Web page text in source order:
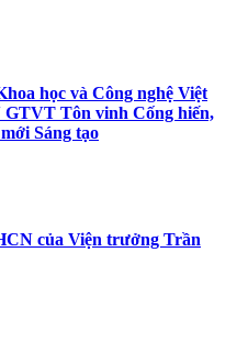
học và Công nghệ Việt
Tôn vinh Cống hiến,
Sáng tạo
của Viện trưởng Trần